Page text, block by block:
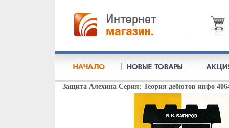
Защита Алехина Серия: Теория дебютов инфо